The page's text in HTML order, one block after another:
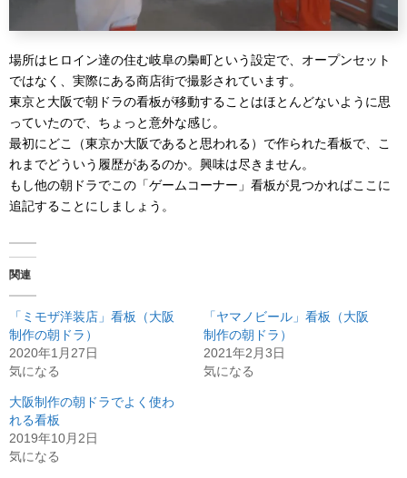
場所はヒロイン達の住む岐阜の梟町という設定で、オープンセット
ではなく、実際にある商店街で撮影されています。
東京と大阪で朝ドラの看板が移動することはほとんどないように思
っていたので、ちょっと意外な感じ。
最初にどこ（東京か大阪であると思われる）で作られた看板で、こ
れまでどういう履歴があるのか。興味は尽きません。
もし他の朝ドラでこの「ゲームコーナー」看板が見つかればここに
追記することにしましょう。
関連
「ミモザ洋装店」看板（大阪
制作の朝ドラ）
2020年1月27日
気になる
「ヤマノビール」看板（大阪
制作の朝ドラ）
2021年2月3日
気になる
大阪制作の朝ドラでよく使わ
れる看板
2019年10月2日
気になる